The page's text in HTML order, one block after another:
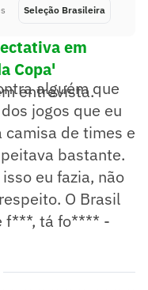
Seleção Brasileira
em
Copa'
entrevista.
alguém que
jogos que eu
de times e
bastante.
eu fazia, não
O Brasil
f***, tá fo**** -